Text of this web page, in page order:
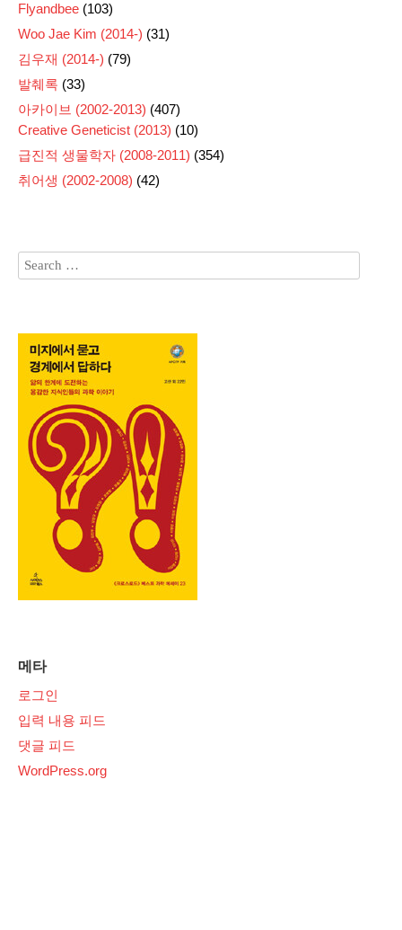
Flyandbee (103)
Woo Jae Kim (2014-) (31)
김우재 (2014-) (79)
발췌록 (33)
아카이브 (2002-2013) (407)
Creative Geneticist (2013) (10)
급진적 생물학자 (2008-2011) (354)
취어생 (2002-2008) (42)
메타
로그인
입력 내용 피드
댓글 피드
WordPress.org